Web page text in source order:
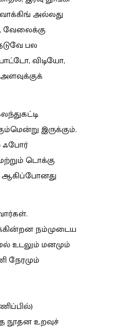
அல்லது
வேலைக்கு
பல
விடியோ,
இருக்கும்.
ஃபோர்
டொக்கு
ஆகிப்போனது
நம்முடைய
உடலும் மனமும்
நேரமும்
நூதன உறவுச்